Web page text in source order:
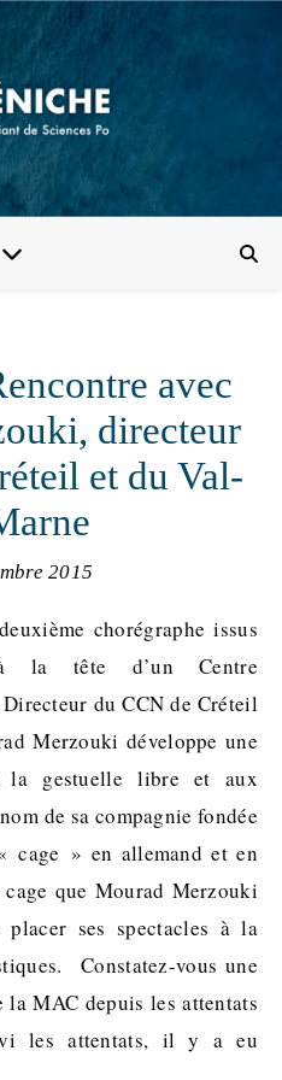
avec
directeur
et du Val-
2015
la tête d’un Centre
du CCN de Créteil
Merzouki développe une
la gestuelle libre et aux
de sa compagnie fondée
cage » en allemand et en
que Mourad Merzouki
placer ses spectacles à la
Constatez-vous une
MAC depuis les attentats
les attentats, il y a eu